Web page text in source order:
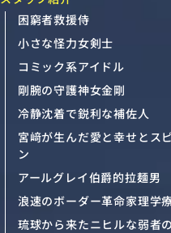
困窮者救援侍
小さな怪力女剣士
コミック系アイドル
剛腕の守護神女金剛
冷静沈着で鋭利な補佐人
宮﨑が生んだ愛と幸せとス
ン
アールグレイ伯爵的拉麺男
浪速のボーダー革命家理学
琉球から来たニヒルな弱者